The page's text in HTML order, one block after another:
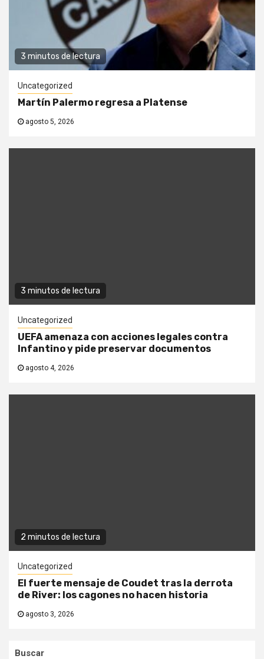
3 minutos de lectura
Uncategorized
Martín Palermo regresa a Platense
agosto 5, 2026
3 minutos de lectura
Uncategorized
UEFA amenaza con acciones legales contra
Infantino y pide preservar documentos
agosto 4, 2026
2 minutos de lectura
Uncategorized
El fuerte mensaje de Coudet tras la derrota
de River: los cagones no hacen historia
agosto 3, 2026
Buscar